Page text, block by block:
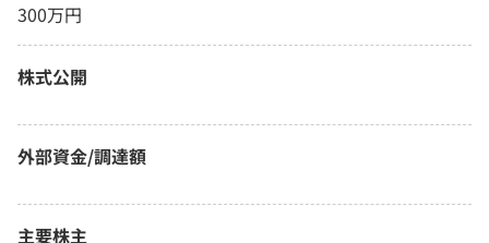
300万円
株式公開
外部資金/調達額
主要株主